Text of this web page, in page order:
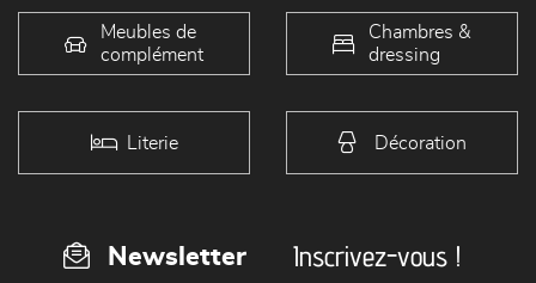
Meubles de
complément
Chambres &
dressing
Literie Décoration
Newsletter Inscrivez-vous !